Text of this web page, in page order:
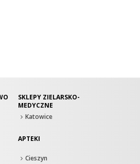
SKLEPY ZIELARSKO-
MEDYCZNE
Katowice
APTEKI
Cieszyn